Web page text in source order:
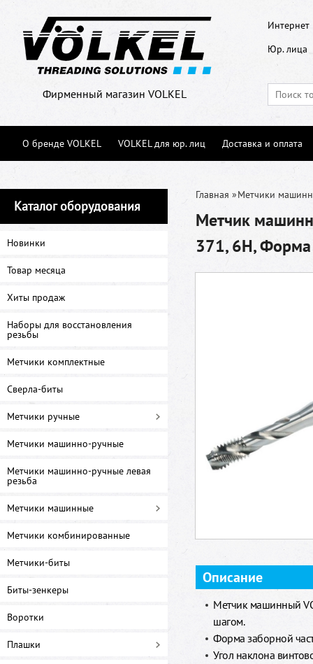
Фирменный магазин VOLKEL
Интернет
Юр. лица
О бренде VOLKEL VOLKEL для юр. лиц Доставка и оплата
Каталог оборудования
Новинки
Товар месяца
Хиты продаж
Наборы для восстановления
резьбы
Метчики комплектные
Сверла-биты
Метчики ручные
Метчики машинно-ручные
Метчики машинно-ручные левая
резьба
Метчики машинные
Метчики комбинированные
Метчики-биты
Биты-зенкеры
Воротки
Плашки
Главная »Метчики
Метчик
371, 6H, Форма
Описание
Метчик машинный
шагом.
Форма заборной
Угол наклона